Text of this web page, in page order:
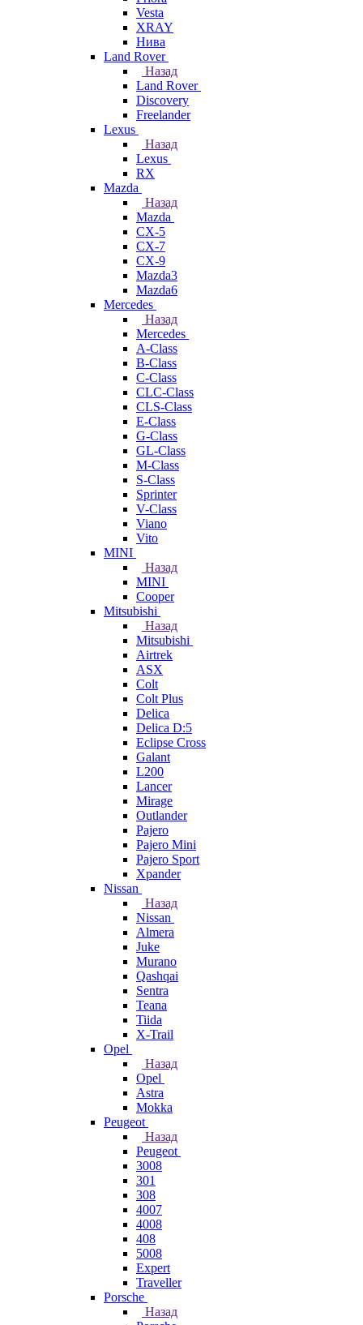
Vesta
XRAY
Нива
Land Rover
Назад
Land Rover
Discovery
Freelander
Lexus
Назад
Lexus
RX
Mazda
Назад
Mazda
CX-5
CX-7
CX-9
Mazda3
Mazda6
Mercedes
Назад
Mercedes
A-Class
B-Class
C-Class
CLC-Class
CLS-Class
E-Class
G-Class
GL-Class
M-Class
S-Class
Sprinter
V-Class
Viano
Vito
MINI
Назад
MINI
Cooper
Mitsubishi
Назад
Mitsubishi
Airtrek
ASX
Colt
Colt Plus
Delica
Delica D:5
Eclipse Cross
Galant
L200
Lancer
Mirage
Outlander
Pajero
Pajero Mini
Pajero Sport
Xpander
Nissan
Назад
Nissan
Almera
Juke
Murano
Qashqai
Sentra
Teana
Tiida
X-Trail
Opel
Назад
Opel
Astra
Mokka
Peugeot
Назад
Peugeot
3008
301
308
4007
4008
408
5008
Expert
Traveller
Porsche
Назад